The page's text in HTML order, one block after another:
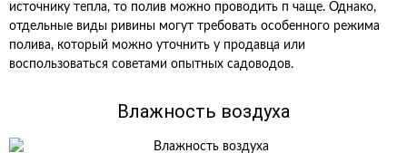
источнику тепла, то полив можно проводить п чаще. Однако,
отдельные виды ривины могут требовать особенного режима
полива, который можно уточнить у продавца или
воспользоваться советами опытных садоводов.
Влажность воздуха